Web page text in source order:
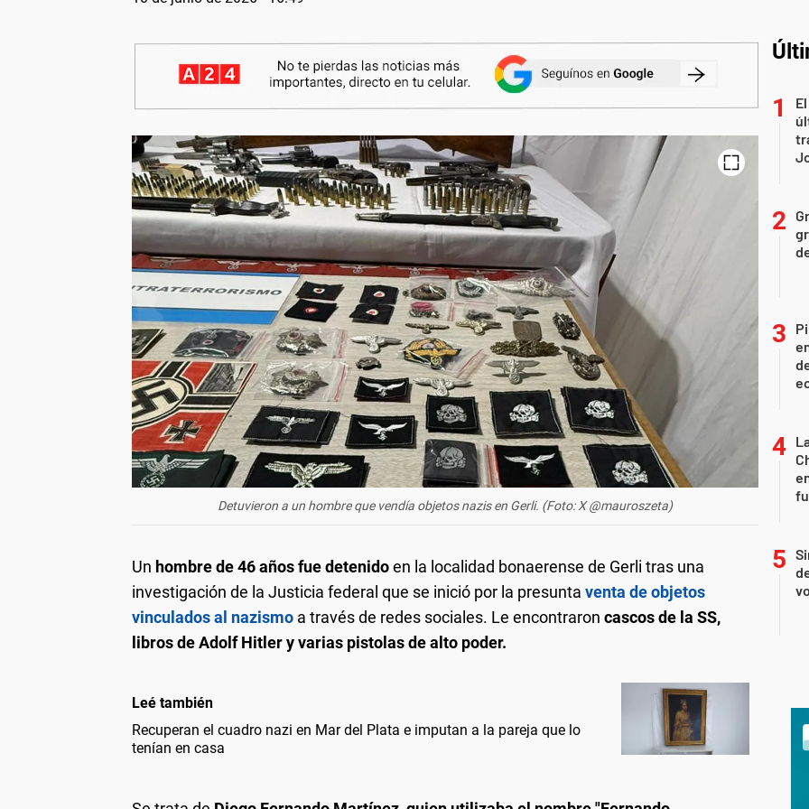
Detuvieron a un hombre que vendía objetos nazis en Gerli. (Foto: X @mauroszeta)
Un hombre de 46 años fue detenidoen la localidad bonaerense de Gerli tras una
investigación de la Justicia federal que se inició por la presunta venta de objetos
vinculados al nazismo a través de redes sociales. Le encontraron cascos de la SS,
libros de Adolf Hitler y varias pistolas de alto poder.
Leé también
Recuperan el cuadro nazi en Mar del Plata e imputan a la pareja que lo
tenían en casa